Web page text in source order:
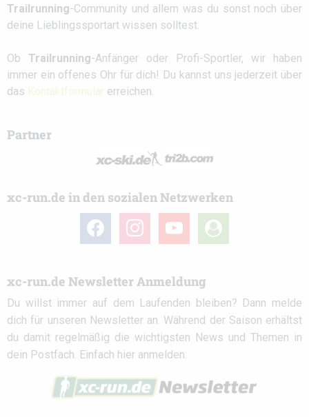
Trailrunning-Community und allem was du sonst noch über
deine Lieblingssportart wissen solltest.
Ob Trailrunning-Anfänger oder Profi-Sportler, wir haben
immer ein offenes Ohr für dich! Du kannst uns jederzeit über
das Kontaktformular erreichen.
Partner
xc-run.de in den sozialen Netzwerken
facebook instagramyoutube
user-
circle
xc-run.de Newsletter Anmeldung
Du willst immer auf dem Laufenden bleiben? Dann melde
dich für unseren Newsletter an. Während der Saison erhältst
du damit regelmäßig die wichtigsten News und Themen in
dein Postfach. Einfach hier anmelden: